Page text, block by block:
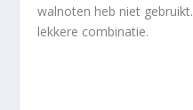
walnoten heb niet
lekkere combinatie.